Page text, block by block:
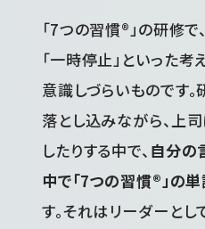
「7つの習慣®」の研修で
「一時停止」といった考
意識しづらいものです
落とし込みながら、上
したりする中で、 自分の
中で「7つの習慣®」の
す。それはリーダーと